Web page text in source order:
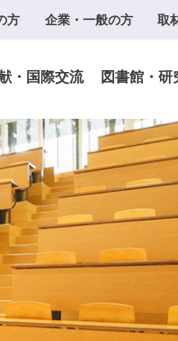
方 企業・一般の方 取
・国際交流 図書館・研